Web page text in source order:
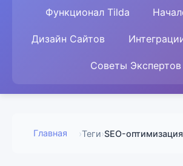
Функционал Tilda
Дизайн Сайтов
Советы Экспертов
Главная ›Теги›SEO-оптимизация